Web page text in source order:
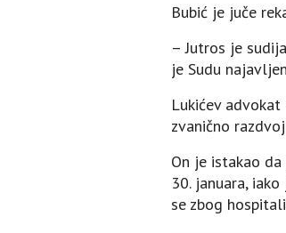
Bubić je juče
– Јutros je
je Sudu
Lukićev
zvanično
On je istakao
30. januara,
se zbog